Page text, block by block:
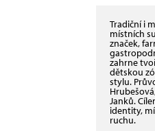
Tradiční i
místních
značek,
zahrne
dětskou
stylu.
Janků.
identity,
ruchu.